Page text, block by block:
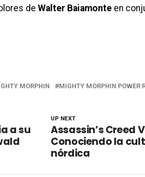
de Walter Baiamonte en
MORPHIN
MIGHTY MORPHIN POWER
UP NEXT
Assassin’s Creed
Conociendo la
nórdica
a su